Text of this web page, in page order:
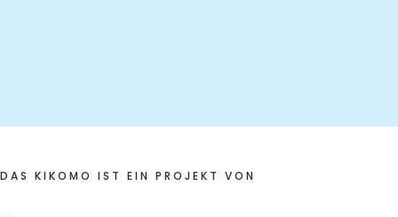
DAS KIKOMO IST EIN PROJEKT VON